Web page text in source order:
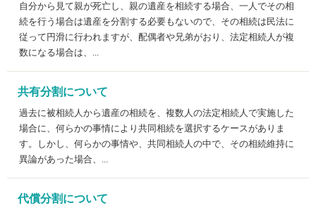
自分から見て親が死亡し、親の遺産を相続する場合、一人でその相
続を行う場合は遺産を分割する必要もないので、その相続は民法に
従って円滑に行われますが、配偶者や兄弟がおり、法定相続人が複
数になる場合は、...
共有分割について
過去に被相続人から遺産の相続を、複数人の法定相続人で実施した
場合に、何らかの事情により共同相続を選択するケースがありま
す。しかし、何らかの事情や、共同相続人の中で、その相続維持に
異論があった場合、...
代償分割について